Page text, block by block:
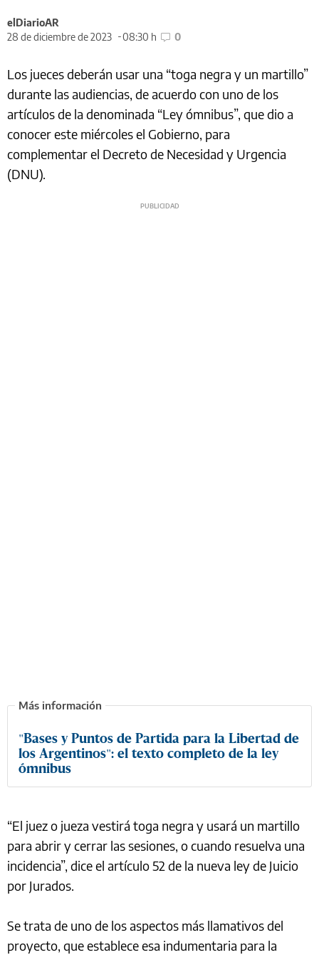
elDiarioAR
28 de diciembre de 2023
08:30 h 0
Los jueces deberán usar una “toga negra y un martillo”
durante las audiencias, de acuerdo con uno de los
artículos de la denominada “Ley ómnibus”, que dio a
conocer este miércoles el Gobierno, para
complementar el Decreto de Necesidad y Urgencia
(DNU).
"Bases y Puntos de Partida para la Libertad de
los Argentinos": el texto completo de la ley
ómnibus
“El juez o jueza vestirá toga negra y usará un martillo
para abrir y cerrar las sesiones, o cuando resuelva una
incidencia”, dice el artículo 52 de la nueva ley de Juicio
por Jurados.
Se trata de uno de los aspectos más llamativos del
proyecto, que establece esa indumentaria para la